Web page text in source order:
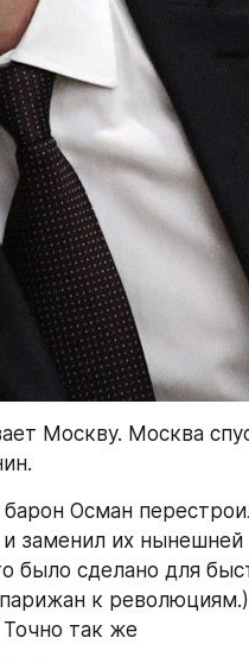
Москву. Москва
Осман
заменил их нынешней
было сделано для
к
так же